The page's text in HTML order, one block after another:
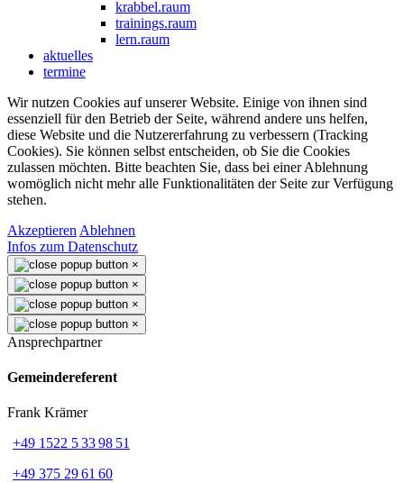
krabbel.raum
trainings.raum
lern.raum
aktuelles
termine
Wir nutzen Cookies auf unserer Website. Einige von ihnen sind
essenziell für den Betrieb der Seite, während andere uns helfen,
diese Website und die Nutzererfahrung zu verbessern (Tracking
Cookies). Sie können selbst entscheiden, ob Sie die Cookies
zulassen möchten. Bitte beachten Sie, dass bei einer Ablehnung
womöglich nicht mehr alle Funktionalitäten der Seite zur Verfügung
stehen.
Akzeptieren Ablehnen
Infos zum Datenschutz
×
×
×
×
Ansprechpartner
Gemeindereferent
Frank Krämer
+49 1522 5 33 98 51
+49 375 29 61 60